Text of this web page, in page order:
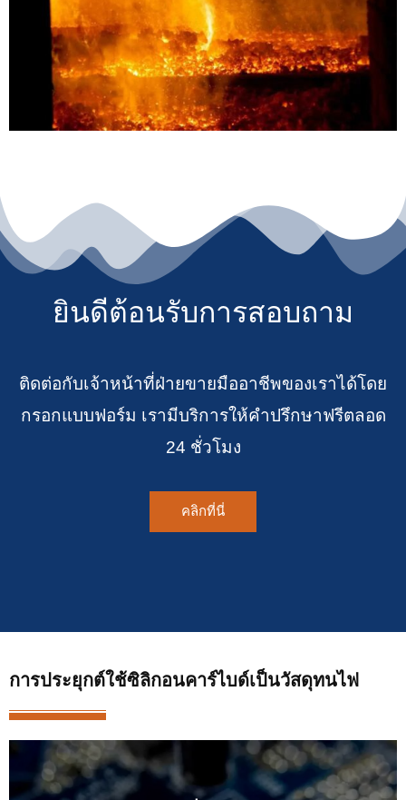
ยินดีต้อนรับการสอบถาม
ติดต่อกับเจ้าหน้าที่ฝ่ายขายมืออาชีพของเราได้โดย
กรอกแบบฟอร์ม เรามีบริการให้คำปรึกษาฟรีตลอด
24 ชั่วโมง
คลิกที่นี่
การประยุกต์ใช้ซิลิกอนคาร์ไบด์เป็นวัสดุทนไฟ